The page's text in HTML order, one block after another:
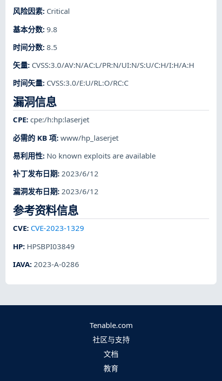
风险因素: Critical
基本分数:9.8
时间分数:8.5
矢量: CVSS:3.0/AV:N/AC:L/PR:N/UI:N/S:U/C:H/I:H/A:H
时间矢量: CVSS:3.0/E:U/RL:O/RC:C
漏洞信息
CPE:cpe:/h:hp:laserjet
必需的 KB 项:www/hp_laserjet
易利用性: No known exploits are available
补丁发布日期:2023/6/12
漏洞发布日期:2023/6/12
参考资料信息
CVE: CVE-2023-1329
HP: HPSBPI03849
IAVA: 2023-A-0286
Tenable.com
社区与支持
文档
教育